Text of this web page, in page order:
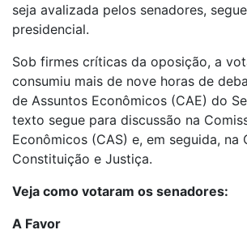
seja avalizada pelos senadores,
presidencial.
Sob firmes críticas da oposição, a
consumiu mais de nove horas de
de Assuntos Econômicos (CAE) do
texto segue para discussão na
Econômicos (CAS) e, em seguida, na
Constituição e Justiça.
Veja como votaram os senadores:
A Favor